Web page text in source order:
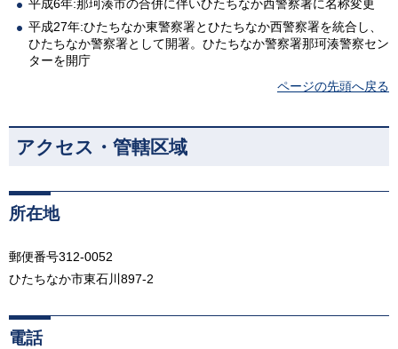
平成6年:那珂湊市の合併に伴いひたちなか西警察署に名称変更
平成27年:ひたちなか東警察署とひたちなか西警察署を統合し、
ひたちなか警察署として開署。ひたちなか警察署那珂湊警察セン
ターを開庁
ページの先頭へ戻る
アクセス・管轄区域
所在地
郵便番号312-0052
ひたちなか市東石川897-2
電話